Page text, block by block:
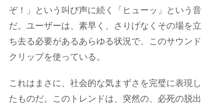
ぞ！」という叫び声に続く「ヒューッ」という音
だ。ユーザーは、素早く、さりげなくその場を立
ち去る必要があるあらゆる状況で、このサウンド
クリップを使っている。
これはまさに、社会的な気まずさを完璧に表現し
たものだ。このトレンドは、突然の、必死の脱出